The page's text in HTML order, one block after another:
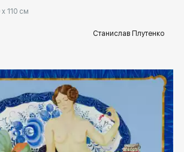
110 см
Станислав Плутенко